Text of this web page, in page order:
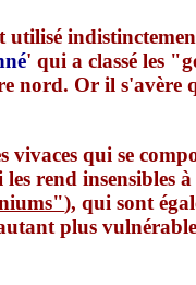
' qui a classé les
nord. Or il s'avère
vivaces qui se
rend insensibles à
), qui sont
plus